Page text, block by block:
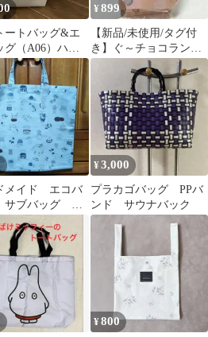
ートバッグ&エ
グ（A06）ハン
ド
¥899
【新品/未使用/タグ付
き】ぐ～チョコランタ
ン エコバッグ
メイド エコバ
ブバッグ
手描き風
¥3,000
プラカゴバッグ PPバ
ンド サウナバック
¥800